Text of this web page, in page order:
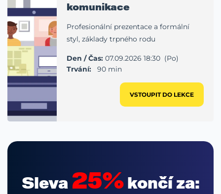
komunikace
Profesionální prezentace a formální
styl, základy trpného rodu
Den / Čas: 07.09.2026 18:30 (Po)
Trvání: 90 min
VSTOUPIT DO LEKCE
Sleva 25%končí za: